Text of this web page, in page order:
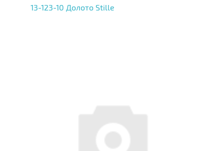
13-123-10 Долото Stille